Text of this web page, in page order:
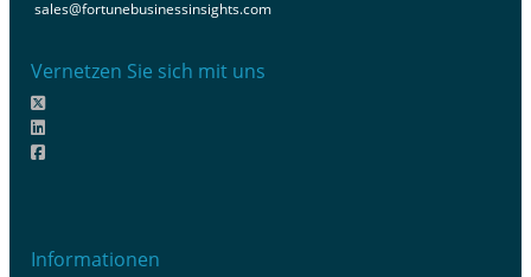
sales@fortunebusinessinsights.com
Vernetzen Sie sich mit uns
Informationen